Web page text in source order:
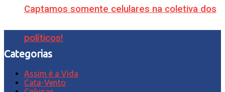
Captamos somente celulares na coletiva dos
políticos!
Categorias
Assim é a Vida
Cata-Vento